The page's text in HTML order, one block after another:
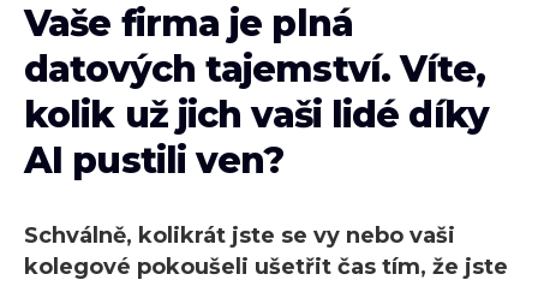
Vaše firma je plná
datových tajemství. Víte,
kolik už jich vaši lidé díky
AI pustili ven?
Schválně, kolikrát jste se vy nebo vaši
kolegové pokoušeli ušetřit čas tím, že jste